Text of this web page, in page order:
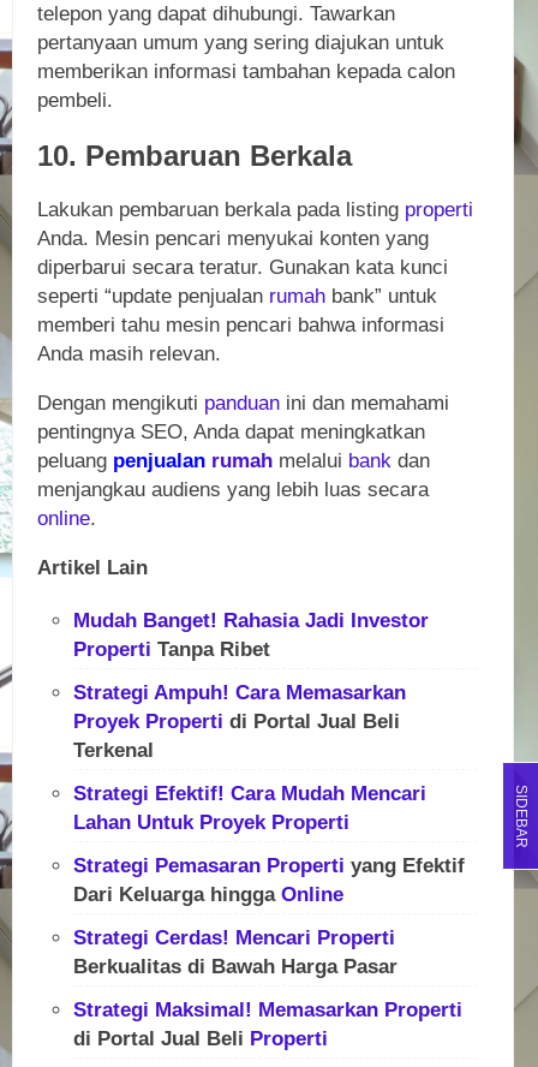
telepon yang dapat dihubungi. Tawarkan
pertanyaan umum yang sering diajukan untuk
memberikan informasi tambahan kepada calon
pembeli.
10. Pembaruan Berkala
Lakukan pembaruan berkala pada listing properti
Anda. Mesin pencari menyukai konten yang
diperbarui secara teratur. Gunakan kata kunci
seperti “update penjualan rumah bank” untuk
memberi tahu mesin pencari bahwa informasi
Anda masih relevan.
Dengan mengikuti panduan ini dan memahami
pentingnya SEO, Anda dapat meningkatkan
peluang penjualan rumah melalui bank dan
menjangkau audiens yang lebih luas secara
online.
Artikel Lain
Mudah Banget! Rahasia Jadi Investor
Properti Tanpa Ribet
Strategi Ampuh! Cara Memasarkan
Proyek Properti di Portal Jual Beli
Terkenal
Strategi Efektif! Cara Mudah Mencari
Lahan Untuk Proyek Properti
Strategi Pemasaran Properti yang Efektif
Dari Keluarga hingga Online
Strategi Cerdas! Mencari Properti
Berkualitas di Bawah Harga Pasar
Strategi Maksimal! Memasarkan Properti
di Portal Jual Beli Properti
SIDEBAR